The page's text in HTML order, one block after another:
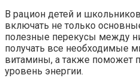
В рацион детей и
включать не только
полезные перекусы между
получать все необходимые
витамины, а также поможет
уровень энергии.